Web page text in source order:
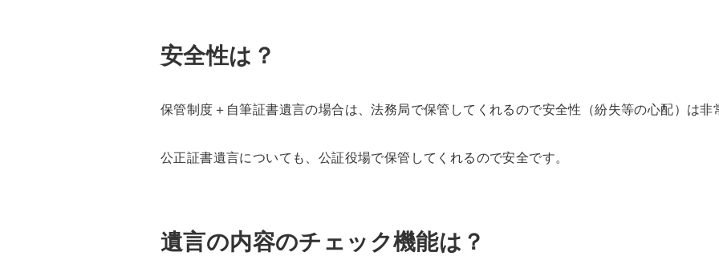
安全性は？
保管制度＋自筆証書遺言の場合は、法務局で保管してくれるので安全性（紛失等の心配）は非
公正証書遺言についても、公証役場で保管してくれるので安全です。
遺言の内容のチェック機能は？